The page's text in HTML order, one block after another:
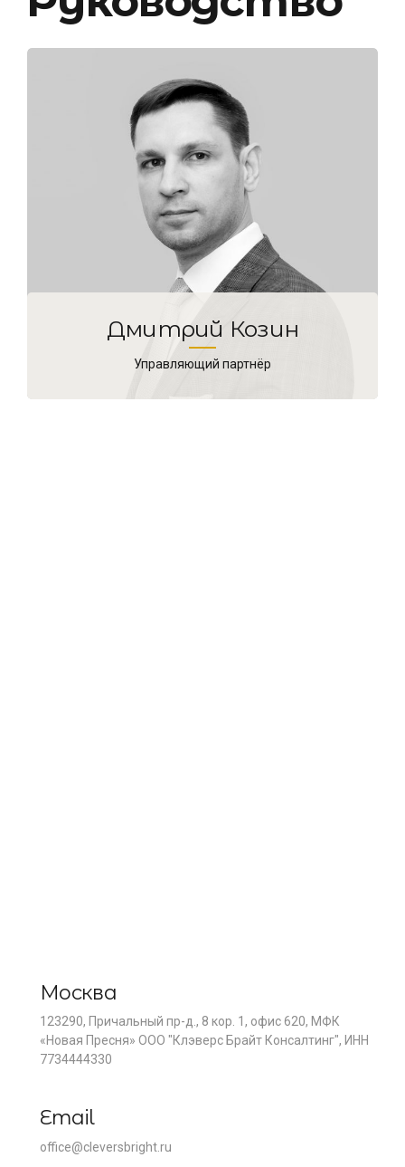
Дмитрий Козин
Управляющий партнёр
Москва
123290, Причальный пр-д., 8 кор. 1, офис 620, МФК
«Новая Пресня» ООО "Клэверс Брайт Консалтинг", ИНН
7734444330
Email
office@cleversbright.ru